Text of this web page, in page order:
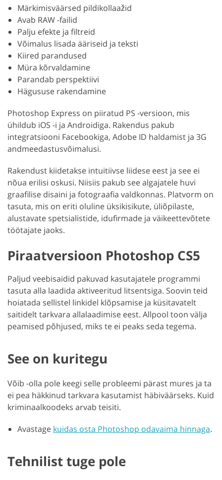
Märkimisväärsed pildikollaažid
Avab RAW -failid
Palju efekte ja filtreid
Võimalus lisada ääriseid ja teksti
Kiired parandused
Müra kõrvaldamine
Parandab perspektiivi
Hägususe rakendamine
Photoshop Express on piiratud PS -versioon, mis
ühildub iOS -i ja Androidiga. Rakendus pakub
integratsiooni Facebookiga, Adobe ID haldamist ja 3G
andmeedastusvõimalusi.
Rakendust kiidetakse intuitiivse liidese eest ja see ei
nõua erilisi oskusi. Niisiis pakub see algajatele huvi
graafilise disaini ja fotograafia valdkonnas. Platvorm on
tasuta, mis on eriti oluline üksikisikute, üliõpilaste,
alustavate spetsialistide, idufirmade ja väikeettevõtete
töötajate jaoks.
Piraatversioon Photoshop CS5
Paljud veebisaidid pakuvad kasutajatele programmi
tasuta alla laadida aktiveeritud litsentsiga. Soovin teid
hoiatada sellistel linkidel klõpsamise ja küsitavatelt
saitidelt tarkvara allalaadimise eest. Allpool toon välja
peamised põhjused, miks te ei peaks seda tegema.
See on kuritegu
Võib -olla pole keegi selle probleemi pärast mures ja ta
ei pea häkkinud tarkvara kasutamist häbiväärseks. Kuid
kriminaalkoodeks arvab teisiti.
Avastage kuidas osta Photoshop odavaima hinnaga.
Tehnilist tuge pole